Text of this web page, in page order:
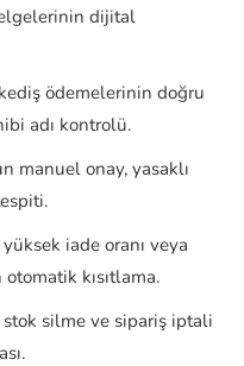
dijital
ödemelerinin doğru
adı kontrolü.
manuel onay, yasaklı
iade oranı veya
kısıtlama.
silme ve sipariş iptali